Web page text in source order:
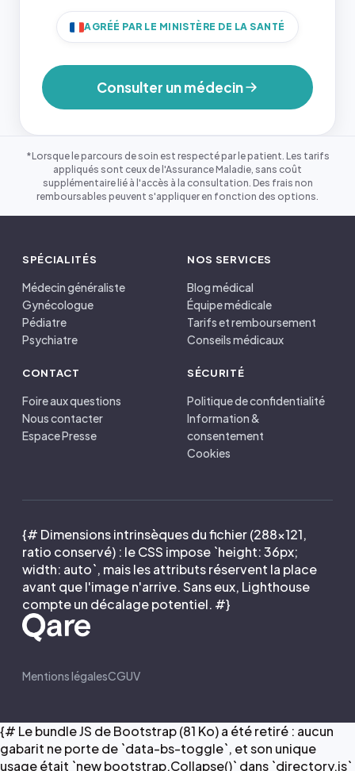
AGRÉÉ PAR LE MINISTÈRE DE LA SANTÉ
Consulter un médecin
*Lorsque le parcours de soin est respecté par le patient. Les tarifs
appliqués sont ceux de l'Assurance Maladie, sans coût
supplémentaire lié à l'accès à la consultation. Des frais non
remboursables peuvent s'appliquer en fonction des options.
SPÉCIALITÉS
Médecin généraliste
Gynécologue
Pédiatre
Psychiatre
NOS SERVICES
Blog médical
Équipe médicale
Tarifs et remboursement
Conseils médicaux
CONTACT
Foire aux questions
Nous contacter
Espace Presse
SÉCURITÉ
Politique de confidentialité
Information &
consentement
Cookies
{# Dimensions intrinsèques du fichier (288×121,
ratio conservé) : le CSS impose `height: 36px;
width: auto`, mais les attributs réservent la place
avant que l'image n'arrive. Sans eux, Lighthouse
compte un décalage potentiel. #}
Mentions légalesCGUV
{# Le bundle JS de Bootstrap (81 Ko) a été retiré : aucun
gabarit ne porte de `data-bs-toggle`, et son unique
usage était `new bootstrap.Collapse()` dans `directory.js`